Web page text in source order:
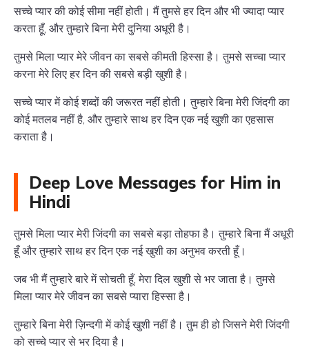
सच्चे प्यार की कोई सीमा नहीं होती। मैं तुमसे हर दिन और भी ज्यादा प्यार
करता हूँ, और तुम्हारे बिना मेरी दुनिया अधूरी है।
तुमसे मिला प्यार मेरे जीवन का सबसे कीमती हिस्सा है। तुमसे सच्चा प्यार
करना मेरे लिए हर दिन की सबसे बड़ी खुशी है।
सच्चे प्यार में कोई शब्दों की जरूरत नहीं होती। तुम्हारे बिना मेरी जिंदगी का
कोई मतलब नहीं है, और तुम्हारे साथ हर दिन एक नई खुशी का एहसास
कराता है।
Deep Love Messages for Him in
Hindi
तुमसे मिला प्यार मेरी जिंदगी का सबसे बड़ा तोहफा है। तुम्हारे बिना मैं अधूरी
हूँ और तुम्हारे साथ हर दिन एक नई खुशी का अनुभव करती हूँ।
जब भी मैं तुम्हारे बारे में सोचती हूँ, मेरा दिल खुशी से भर जाता है। तुमसे
मिला प्यार मेरे जीवन का सबसे प्यारा हिस्सा है।
तुम्हारे बिना मेरी ज़िन्दगी में कोई खुशी नहीं है। तुम ही हो जिसने मेरी जिंदगी
को सच्चे प्यार से भर दिया है।